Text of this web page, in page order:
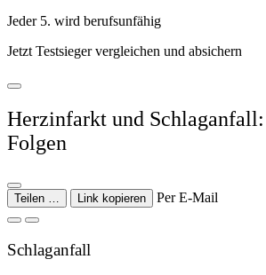
Jeder 5. wird berufsunfähig
Jetzt Testsieger vergleichen und absichern
Herzinfarkt und Schlaganfall:
Folgen
Teilen … Link kopieren Per E-Mail
Schlaganfall